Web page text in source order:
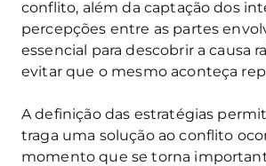
conflito, além da captação dos
percepções entre as partes
essencial para descobrir a causa
evitar que o mesmo aconteça
A definição das estratégias
traga uma solução ao conflito
momento que se torna